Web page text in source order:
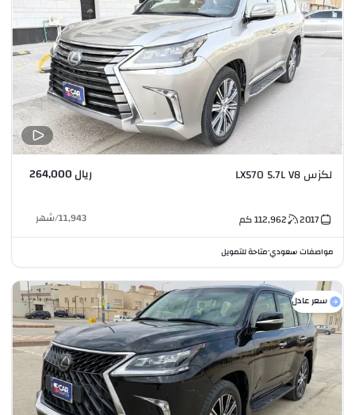
لكزس LX570 5.7L V8 ريال 264,000
2017
112,962كم 11,943
/شهر
مواصفات سعودي•متاحة للتمويل
سعر عادل